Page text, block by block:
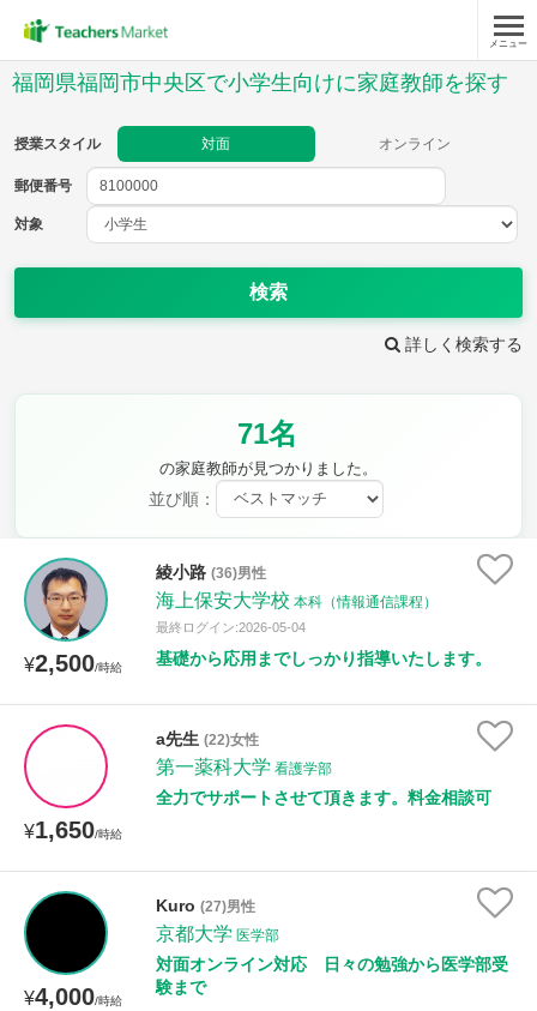
メニュー
福岡県福岡市中央区で小学生向けに家庭教師を探す
授業スタイル 対面 オンライン
郵便番号
対象
検索
詳しく検索する
71名
の家庭教師が見つかりました。
並び順：
¥2,500/時給
綾小路 (36)男性
海上保安大学校 本科（情報通信課程）
最終ログイン:2026-05-04
基礎から応用までしっかり指導いたします。
¥1,650/時給
a先生 (22)女性
第一薬科大学 看護学部
全力でサポートさせて頂きます。料金相談可
¥4,000/時給
Kuro (27)男性
京都大学 医学部
対面オンライン対応 日々の勉強から医学部受
験まで
郵便番号
教科
理科
保健・体育 図画工作 書写
時給：¥1,000 ～ ¥10,000
授業可能日
土曜日 日曜日
所属大学
距離：15km以内